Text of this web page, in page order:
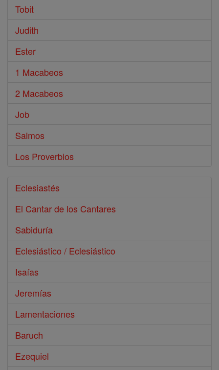
Tobit
Judith
Ester
1 Macabeos
2 Macabeos
Job
Salmos
Los Proverbios
Eclesiastés
El Cantar de los Cantares
Sabiduría
Eclesiástico / Eclesiástico
Isaías
Jeremías
Lamentaciones
Baruch
Ezequiel